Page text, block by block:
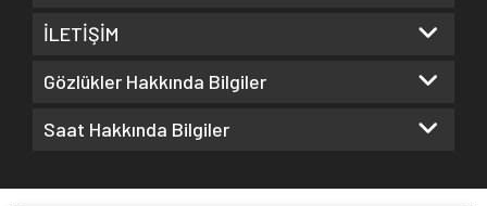
İLETİŞİM
Gözlükler Hakkında Bilgiler
Saat Hakkında Bilgiler